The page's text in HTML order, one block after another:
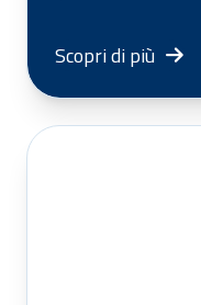
Scopri di più